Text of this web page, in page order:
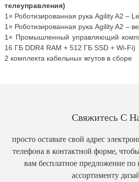
телеуправления)
1× Роботизированная рука Agility A2 –
1× Роботизированная рука Agility A2 –
1× Промышленный управляющий
16 ГБ DDR4 RAM + 512 ГБ SSD + Wi-Fi)
2 комплекта кабельных жгутов в сборе
Свяжитесь С
просто оставьте свой адрес
телефона в контактной форме,
вам бесплатное предложение
ассортименту